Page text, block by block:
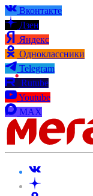
Вконтакте
Дзен
Яндекс
Одноклассники
Telegram
Rutube
Youtube
MAX